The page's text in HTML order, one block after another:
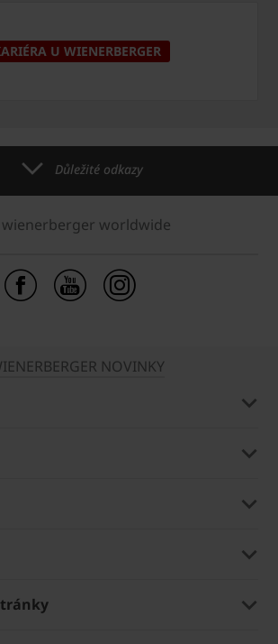
U WIENERBERGER
Důležité odkazy
wienerberger worldwide
NOVINKY